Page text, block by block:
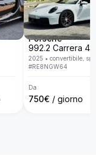
Con un
porta, politiche
esattamente come
la tua
e su misura per
la tua Aston
Porsche
2025 • convertibile,
#RE8NGW64
Da
750€ / giorno